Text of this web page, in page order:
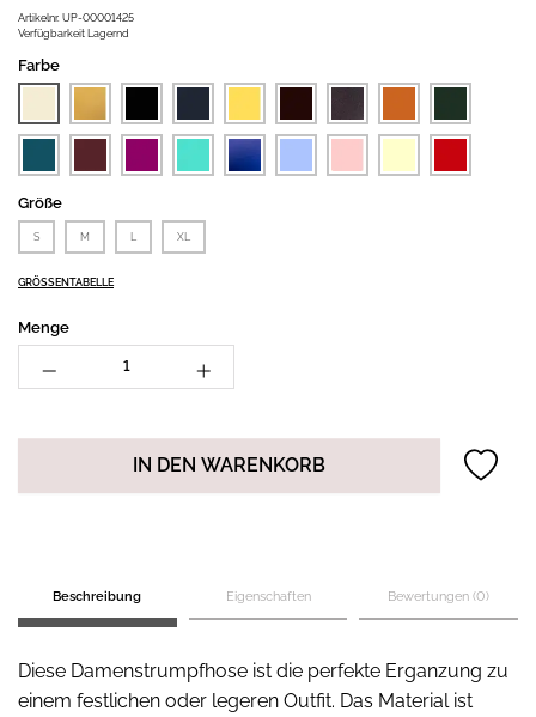
Artikelnr. UP-00001425
Verfügbarkeit Lagernd
Farbe
Größe
S M L XL
GRÖSSENTABELLE
Menge
IN DEN WARENKORB
Beschreibung Eigenschaften Bewertungen (0)
Diese Damenstrumpfhose ist die perfekte Erganzung zu
einem festlichen oder legeren Outfit. Das Material ist